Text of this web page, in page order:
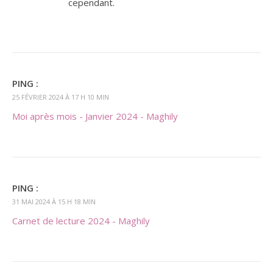
PING :
25 FÉVRIER 2024 À 17 H 10 MIN
Moi après mois - Janvier 2024 - Maghily
PING :
31 MAI 2024 À 15 H 18 MIN
Carnet de lecture 2024 - Maghily